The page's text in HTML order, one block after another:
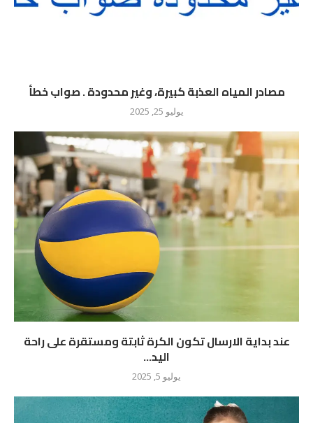
مصادر المياه العذبة كبيرة، وغير محدودة . صواب خطأ
يوليو 25, 2025
عند بداية الارسال تكون الكرة ثابتة ومستقرة على راحة
اليد...
يوليو 5, 2025